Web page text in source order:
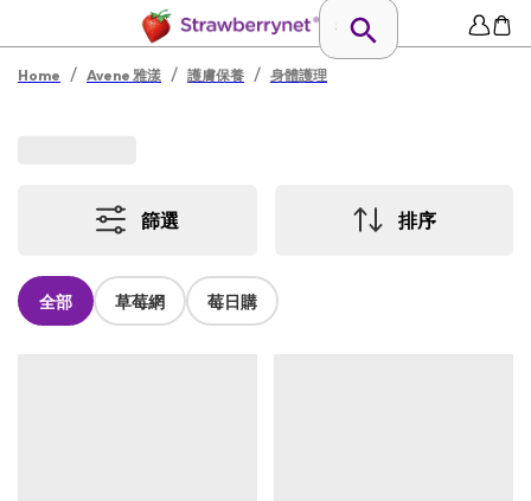
Home / Avene 雅漾 / 護膚保養 / 身體護理
篩選 排序
全部 草莓網 莓日購